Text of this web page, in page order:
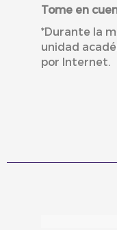
Tome en
*Durante la
unidad
por Internet.